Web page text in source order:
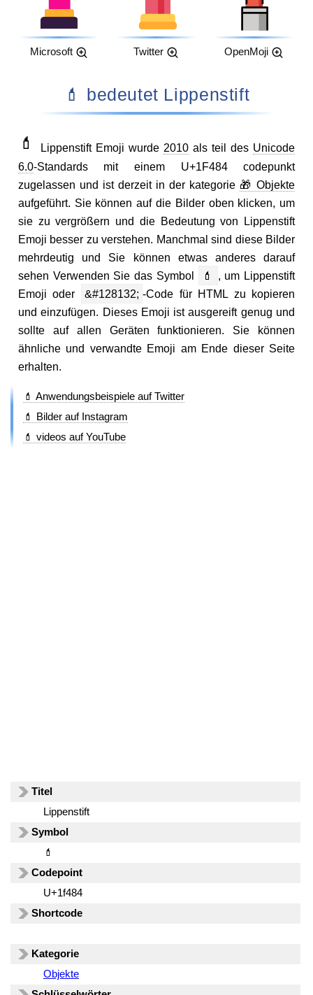
Microsoft Twitter OpenMoji
💄 bedeutet Lippenstift
💄 Lippenstift Emoji wurde 2010 als teil des Unicode
6.0-Standards mit einem U+1F484 codepunkt
zugelassen und ist derzeit in der kategorie 🎁 Objekte
aufgeführt. Sie können auf die Bilder oben klicken, um
sie zu vergrößern und die Bedeutung von Lippenstift
Emoji besser zu verstehen. Manchmal sind diese Bilder
mehrdeutig und Sie können etwas anderes darauf
sehen Verwenden Sie das Symbol
💄
, um Lippenstift
Emoji oder
&#128132; -Code für HTML zu kopieren
und einzufügen. Dieses Emoji ist ausgereift genug und
sollte auf allen Geräten funktionieren. Sie können
ähnliche und verwandte Emoji am Ende dieser Seite
erhalten.
💄 Anwendungsbeispiele auf Twitter
💄 Bilder auf Instagram
💄 videos auf YouTube
Titel
Lippenstift
Symbol
💄
Codepoint
U+1f484
Shortcode
Kategorie
Objekte